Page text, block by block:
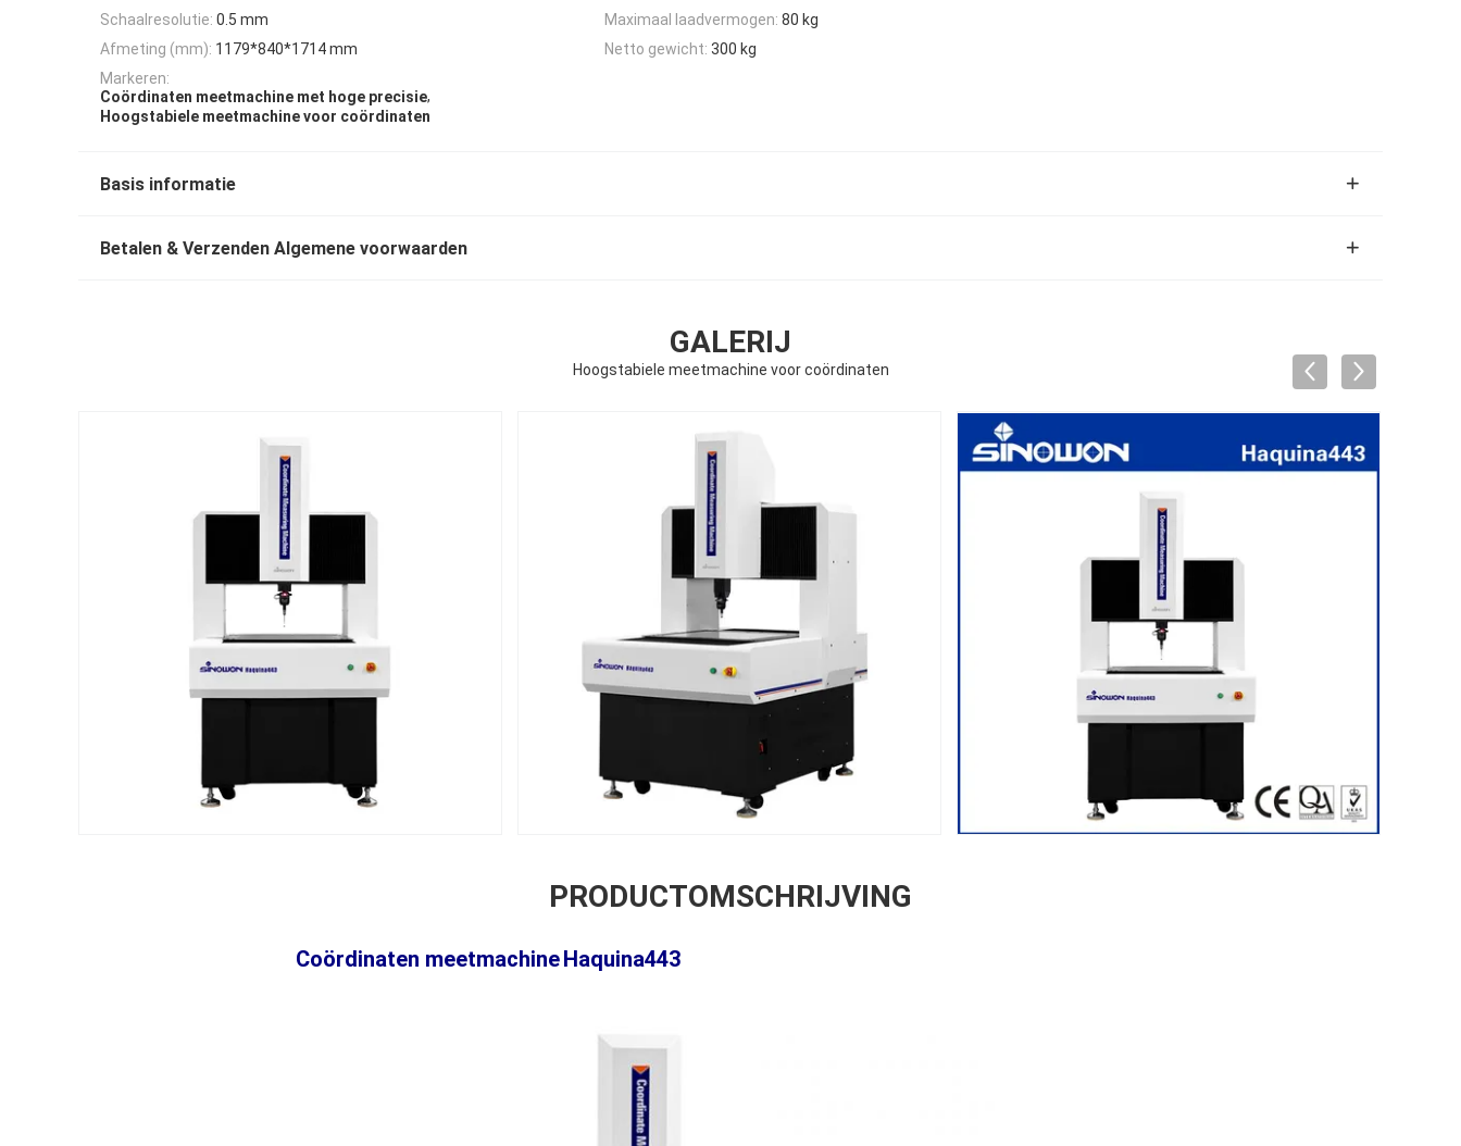
Schaalresolutie: 0.5 mm Maximaal laadvermogen: 80 kg
Afmeting (mm): 1179*840*1714 mm Netto gewicht: 300 kg
Markeren:
Coördinaten meetmachine met hoge precisie,
Hoogstabiele meetmachine voor coördinaten
Basis informatie
Betalen & Verzenden Algemene voorwaarden
GALERIJ
Hoogstabiele meetmachine voor coördinaten
PRODUCTOMSCHRIJVING
Coördinaten meetmachineHaquina443